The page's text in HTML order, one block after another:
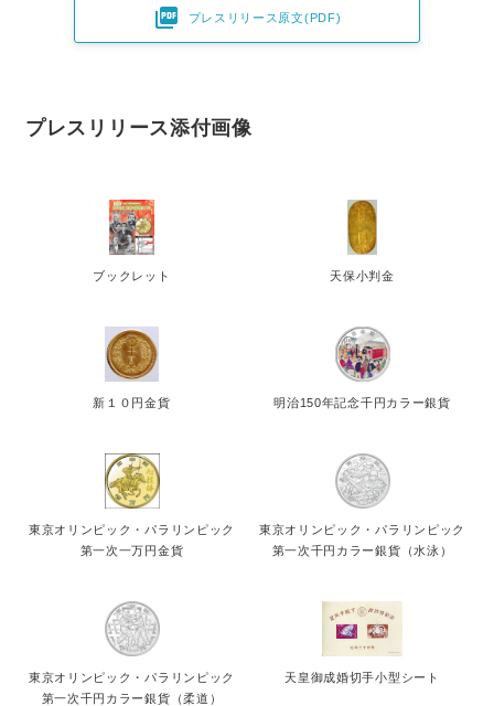
 プレスリリース原文(PDF)
プレスリリース添付画像
ブックレット 天保小判金
新１０円金貨 明治150年記念千円カラー銀貨
東京オリンピック・パラリンピック
第一次一万円金貨
東京オリンピック・パラリンピック
第一次千円カラー銀貨（水泳）
東京オリンピック・パラリンピック
第一次千円カラー銀貨（柔道）
天皇御成婚切手小型シート